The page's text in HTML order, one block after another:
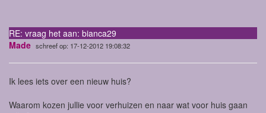
RE: vraag het aan: bianca29
Made schreef op: 17-12-2012 19:08:32
Ik lees iets over een nieuw huis?
Waarom kozen jullie voor verhuizen en naar wat voor huis gaan